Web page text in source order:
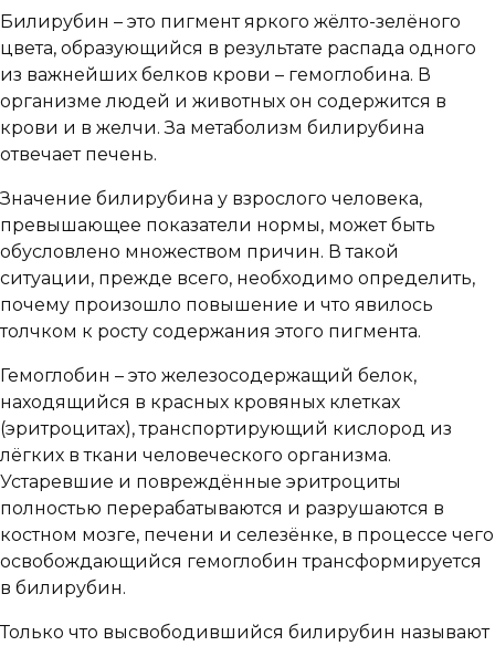
Билирубин – это пигмент яркого жёлто-зелёного
цвета, образующийся в результате распада одного
из важнейших белков крови – гемоглобина. В
организме людей и животных он содержится в
крови и в желчи. За метаболизм билирубина
отвечает печень.
Значение билирубина у взрослого человека,
превышающее показатели нормы, может быть
обусловлено множеством причин. В такой
ситуации, прежде всего, необходимо определить,
почему произошло повышение и что явилось
толчком к росту содержания этого пигмента.
Гемоглобин – это железосодержащий белок,
находящийся в красных кровяных клетках
(эритроцитах), транспортирующий кислород из
лёгких в ткани человеческого организма.
Устаревшие и повреждённые эритроциты
полностью перерабатываются и разрушаются в
костном мозге, печени и селезёнке, в процессе чего
освобождающийся гемоглобин трансформируется
в билирубин.
Только что высвободившийся билирубин называют